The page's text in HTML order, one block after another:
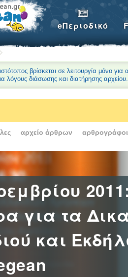
eΠεριοδικό
βρίσκεται σε λειτουργία μόνο
λόγους διάσωσης και διατήρησης αρχείου.
αρχείο άρθρων αρθρογράφοι
για τα
και